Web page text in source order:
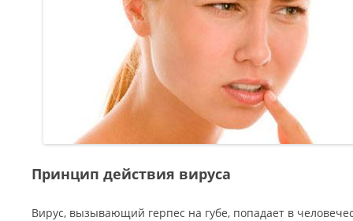
Принцип действия вируса
Вирус, вызывающий герпес на губе, попадает в